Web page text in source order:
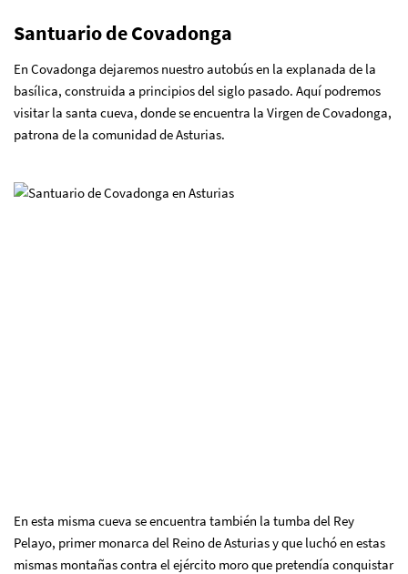
Santuario de Covadonga
En Covadonga dejaremos nuestro autobús en la explanada de la
basílica, construida a principios del siglo pasado. Aquí podremos
visitar la santa cueva, donde se encuentra la Virgen de Covadonga,
patrona de la comunidad de Asturias.
En esta misma cueva se encuentra también la tumba del Rey
Pelayo, primer monarca del Reino de Asturias y que luchó en estas
mismas montañas contra el ejército moro que pretendía conquistar